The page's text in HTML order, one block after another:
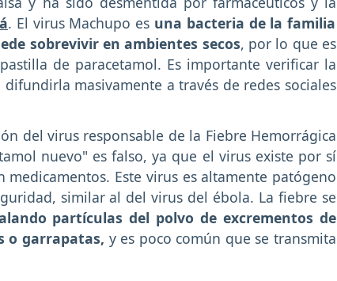
. El virus Machupo es una bacteria de la familia
sobrevivir en ambientes secos, por lo que es
de paracetamol. Es importante verificar la
masivamente a través de redes sociales
del virus responsable de la Fiebre Hemorrágica
nuevo" es falso, ya que el virus existe por sí
Este virus es altamente patógeno
similar al del virus del ébola. La fiebre se
partículas del polvo de excrementos de
o garrapatas, y es poco común que se transmita